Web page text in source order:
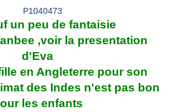
un peu de fantaisie
,voir la presentation
d'Eva
en Angleterre pour son
des Indes n'est pas bon
les enfants